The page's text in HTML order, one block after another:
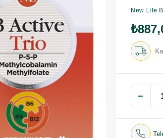
New Life